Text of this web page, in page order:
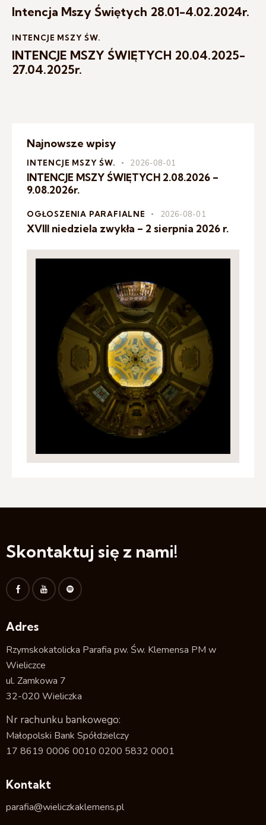
Intencja Mszy Świętych 28.01-4.02.2024r.
INTENCJE MSZY ŚW.
INTENCJE MSZY ŚWIĘTYCH 20.04.2025-
27.04.2025r.
Najnowsze wpisy
INTENCJE MSZY ŚW. 2026-08-01
INTENCJE MSZY ŚWIĘTYCH 2.08.2026 –
9.08.2026r.
OGŁOSZENIA PARAFIALNE 2026-08-01
XVIII niedziela zwykła – 2 sierpnia 2026 r.
Skontaktuj się z nami!
Adres
Rzymskokatolicka Parafia pw. Św. Klemensa PM w
Wieliczce
ul. Zamkowa 7
32-020 Wieliczka
Nr rachunku bankowego:
Małopolski Bank Spółdzielczy
17 8619 0006 0010 0200 5832 0001
Kontakt
parafia@wieliczkaklemens.pl